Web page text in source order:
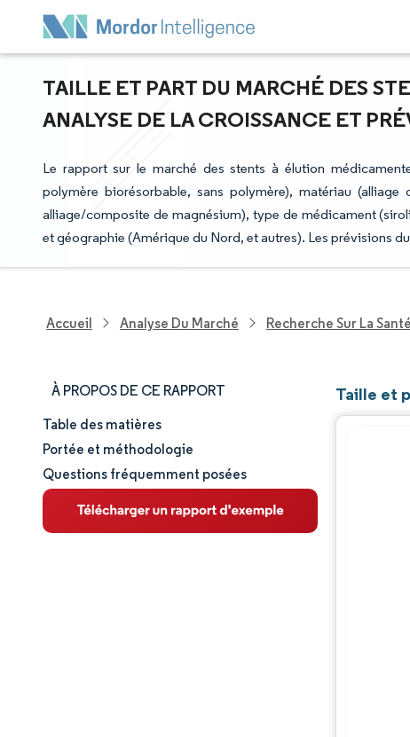
TAILLE ET PART DU MARCHÉ DES
ANALYSE DE LA CROISSANCE ET
Le rapport sur le marché des stents à élution
polymère biorésorbable, sans polymère), matériau
alliage/composite de magnésium), type de médicament
et géographie (Amérique du Nord, et autres). Les prévisions
Accueil Analyse Du Marché Recherche Sur La Santé
À PROPOS DE CE RAPPORT
Taille et part de marché
Analyse du marché
Tendances et perspectives
Table des matières
Portée et méthodologie
Questions fréquemment posées
Taille et